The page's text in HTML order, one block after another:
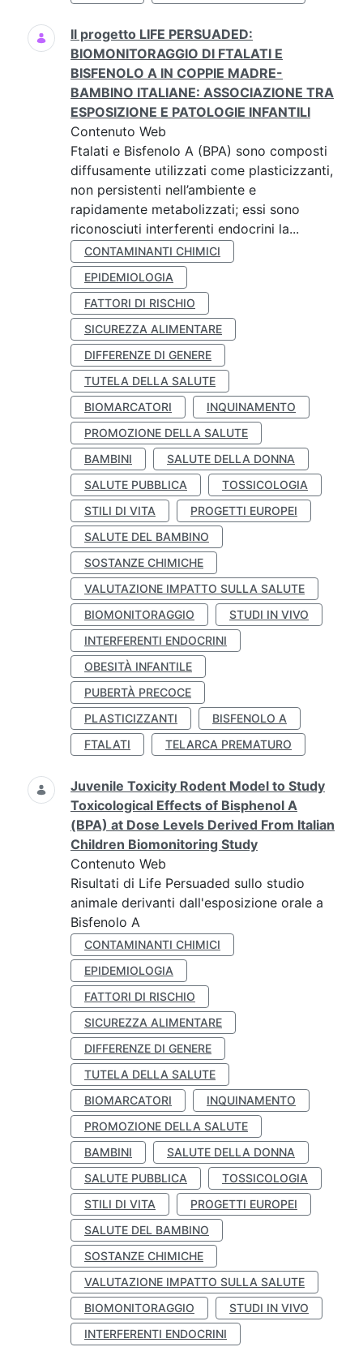
Il progetto LIFE PERSUADED:
BIOMONITORAGGIO DI FTALATI E
BISFENOLO A IN COPPIE MADRE-
BAMBINO ITALIANE: ASSOCIAZIONE TRA
ESPOSIZIONE E PATOLOGIE INFANTILI
Contenuto Web
Ftalati e Bisfenolo A (BPA) sono composti
diffusamente utilizzati come plasticizzanti,
non persistenti nell’ambiente e
rapidamente metabolizzati; essi sono
riconosciuti interferenti endocrini la...
CONTAMINANTI CHIMICI
EPIDEMIOLOGIA
FATTORI DI RISCHIO
SICUREZZA ALIMENTARE
DIFFERENZE DI GENERE
TUTELA DELLA SALUTE
BIOMARCATORI
INQUINAMENTO
PROMOZIONE DELLA SALUTE
BAMBINI
SALUTE DELLA DONNA
SALUTE PUBBLICA
TOSSICOLOGIA
STILI DI VITA
PROGETTI EUROPEI
SALUTE DEL BAMBINO
SOSTANZE CHIMICHE
VALUTAZIONE IMPATTO SULLA SALUTE
BIOMONITORAGGIO
STUDI IN VIVO
INTERFERENTI ENDOCRINI
OBESITÀ INFANTILE
PUBERTÀ PRECOCE
PLASTICIZZANTI
BISFENOLO A
FTALATI
TELARCA PREMATURO
Juvenile Toxicity Rodent Model to Study
Toxicological Effects of Bisphenol A
(BPA) at Dose Levels Derived From Italian
Children Biomonitoring Study
Contenuto Web
Risultati di Life Persuaded sullo studio
animale derivanti dall'esposizione orale a
Bisfenolo A
CONTAMINANTI CHIMICI
EPIDEMIOLOGIA
FATTORI DI RISCHIO
SICUREZZA ALIMENTARE
DIFFERENZE DI GENERE
TUTELA DELLA SALUTE
BIOMARCATORI
INQUINAMENTO
PROMOZIONE DELLA SALUTE
BAMBINI
SALUTE DELLA DONNA
SALUTE PUBBLICA
TOSSICOLOGIA
STILI DI VITA
PROGETTI EUROPEI
SALUTE DEL BAMBINO
SOSTANZE CHIMICHE
VALUTAZIONE IMPATTO SULLA SALUTE
BIOMONITORAGGIO
STUDI IN VIVO
INTERFERENTI ENDOCRINI